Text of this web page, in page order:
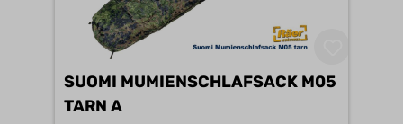
SUOMI MUMIENSCHLAFSACK M05
TARN A